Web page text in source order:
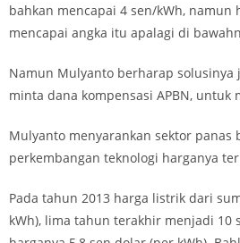
bahkan mencapai 4 sen/kWh,
mencapai angka itu apalagi di
Namun Mulyanto berharap solusinya
minta dana kompensasi APBN,
Mulyanto menyarankan sektor panas
perkembangan teknologi harganya
Pada tahun 2013 harga listrik dari
kWh), lima tahun terakhir menjadi 10